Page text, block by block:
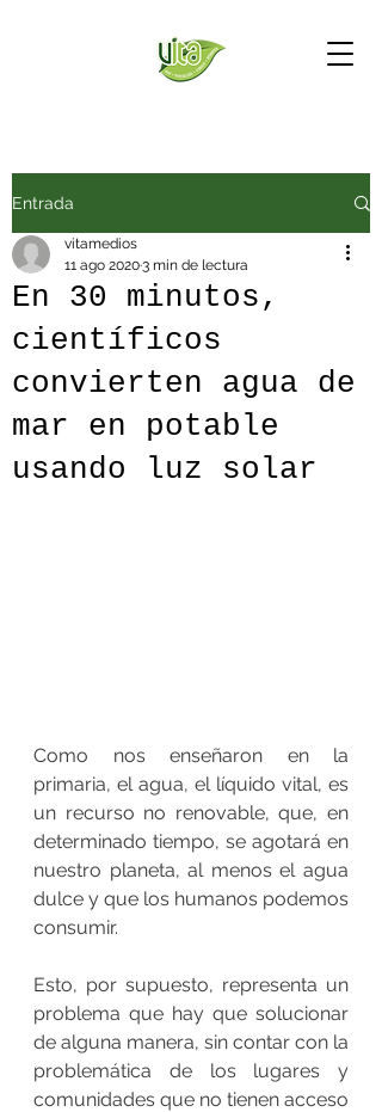
Entrada
En 30 minutos,
científicos
convierten agua de
mar en potable
usando luz solar
vitamedios
11 ago 20203 min de lectura
Como nos enseñaron en la
primaria, el agua, el líquido vital, es
un recurso no renovable, que, en
determinado tiempo, se agotará en
nuestro planeta, al menos el agua
dulce y que los humanos podemos
consumir.
Esto, por supuesto, representa un
problema que hay que solucionar
de alguna manera, sin contar con la
problemática de los lugares y
comunidades que no tienen acceso